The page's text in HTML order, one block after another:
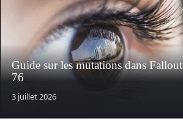
Guide sur les mutations dans Fallout
76
3 juillet 2026